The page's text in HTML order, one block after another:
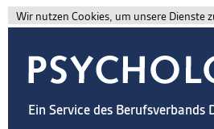
Wir nutzen Cookies, um unsere Dienste
Ein Service des Berufsverbands